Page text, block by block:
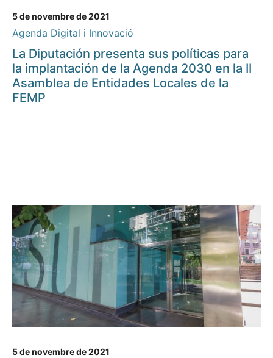
5 de novembre de 2021
Agenda Digital i Innovació
La Diputación presenta sus políticas para
la implantación de la Agenda 2030 en la II
Asamblea de Entidades Locales de la
FEMP
5 de novembre de 2021